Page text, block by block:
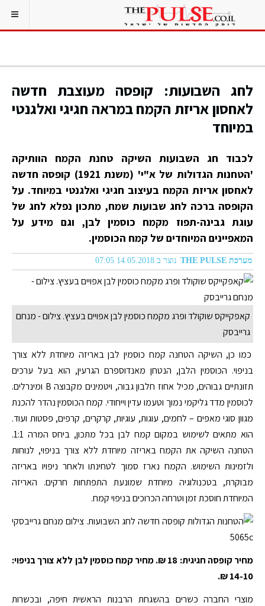
לחג השבועות: קופסה מעוצבת חדשה
לאחסון אריזת הקמח במראה חגיגי ואלגנטי
במיוחד
לכבוד חג השבועות השיקה טחנת הקמח הוותיקה
'הטחנות הגדולות של א"י' (משנת 1921) קופסה חדשה
לאחסון אריזת הקמח בעיצוב חגיגי ואלגנטי במיוחד. על
הקופסה ברכה לחג שבועות שמח, מתכון נפלא לחג של
עוגת גבינה-תפוז מקמח כוסמין לבן, וגם מידע על
המאפיינים המיוחדים של קמח הכוסמין.
מערכת THE PULSE נוצר ב 14.05.2018 07:05
קאפקייקס שוקולד ופרג מקמח כוסמין לבן אפויים בעציץ. צילום - מנחם
גרייבסק
כמו כן, השיקה הטחנה קמח כוסמין לבן באריזה מיוחדת ללא צורך
בניפוי. הכוסמין הלבן, הנטחן מאנדוספרם הגרעין, הוא בעל ערכים
תזונתיים גבוהים, מכיל אחוז חלבון גבוה, ויטמינים מקבוצה B ומינרלים.
לכוסמין מדד גליקמי נמוך וטעמו עדין וייחודי. קמח הכוסמין נהדר להכנת
מגוון סוגי מאפים – לחמים, עוגות, עוגיות, קרקרים, קרפים, פסטות ועוד.
הוא מתאים לשימוש במקום קמח לבן בכל מתכון, ביחס המרה 1:1.
הטחנה השיקה את הקמח באריזה מיוחדת ללא צורך בניפוי, לנוחות
ולזמינות השימוש. הקמח נארז סמוך לטחינתו ולאחר ניפויו באריזה
מבוקרת, בטכנולוגיה מיוחדת שמונעת התפתחות חרקים. האריזה
המיוחדת חוסכת זמן וטרחה הכרוכים בניפוי קמח.
מחיר קופסה חגיגית: 18 ₪. מחיר קמח כוסמין לבן ללא צורך בניפוי:
14-10 ₪.
מוצרי החברה כשרים בהשגחת הרבנות הראשית חיפה, ובכשרות